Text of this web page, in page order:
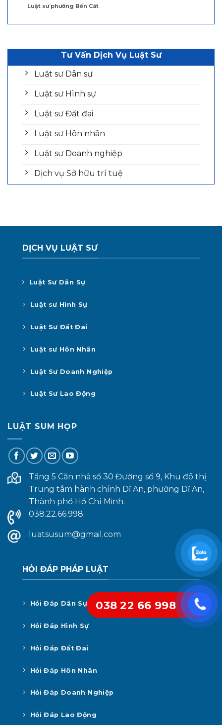
Luật sư phường Bến Cát
Tư Vấn Dịch Vụ Luật Sư
Luật sư Dân sự
Luật sư Hình sự
Luật sư Đất đai
Luật sư Hôn nhân
Luật sư Doanh nghiệp
Dịch vụ Sở hữu trí tuệ
DỊCH VỤ LUẬT SƯ
Luật Sư Dân Sự
Luật sư Hình Sự
Luật Sư Đất Đai
Luật sư Hôn Nhân
Luật Sư Doanh Nghiệp
Luật Sư Lao Động
LUẬT SUM HỌP
Tầng 5 Căn nhà số 30 Đường số 9, Khu đô thị
Trung tâm hành chính Dĩ An, phường Dĩ An,
Thành phố Hồ Chí Minh.
038.22.66.998
luatsusum@gmail.com
HỎI ĐÁP PHÁP LUẬT
Hỏi Đáp Dân Sự
Hỏi Đáp Hình Sự
Hỏi Đáp Đất Đai
Hỏi Đáp Hôn Nhân
Hỏi Đáp Doanh Nghiệp
Hỏi Đáp Lao Động
038 22 66 998